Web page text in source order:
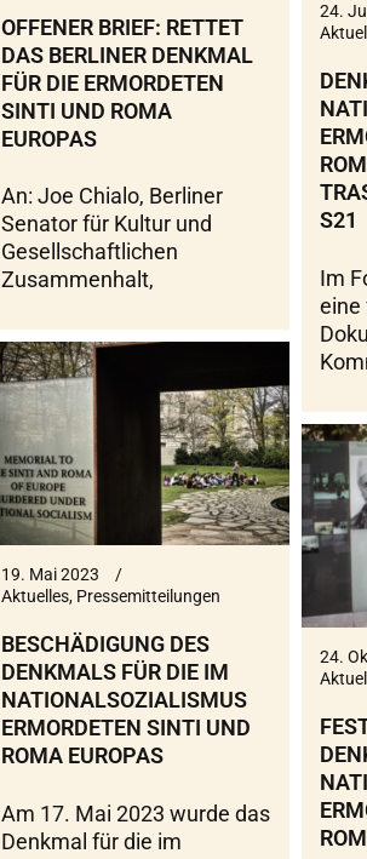
OFFENER BRIEF: RETTET
DAS BERLINER DENKMAL
FÜR DIE ERMORDETEN
SINTI UND ROMA
EUROPAS
An: Joe Chialo, Berliner
Senator für Kultur und
Gesellschaftlichen
Zusammenhalt,
24.
S21
Im
eine
19. Mai 2023
Aktuelles, Pressemitteilungen
BESCHÄDIGUNG DES
DENKMALS FÜR DIE IM
NATIONALSOZIALISMUS
ERMORDETEN SINTI UND
ROMA EUROPAS
Am 17. Mai 2023 wurde das
Denkmal für die im
24.